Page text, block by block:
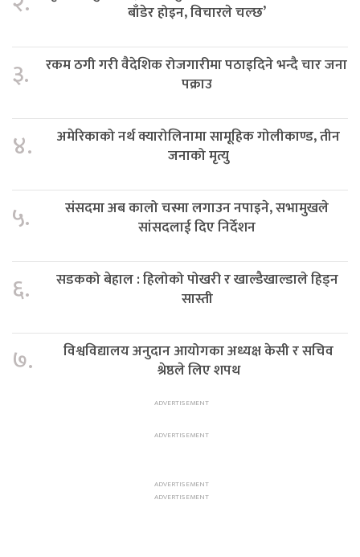
बाँडेर होइन, विचारले चल्छ’
३.
रकम ठगी गरी वैदेशिक रोजगारीमा पठाइदिने भन्दै चार जना
पक्राउ
४.
अमेरिकाको नर्थ क्यारोलिनामा सामूहिक गोलीकाण्ड, तीन
जनाको मृत्यु
५.
संसदमा अब कालो चस्मा लगाउन नपाइने, सभामुखले
सांसदलाई दिए निर्देशन
६.
सडकको बेहाल : हिलोको पोखरी र खाल्डैखाल्डाले हिड्न
सास्ती
७.
विश्वविद्यालय अनुदान आयोगका अध्यक्ष केसी र सचिव
श्रेष्ठले लिए शपथ